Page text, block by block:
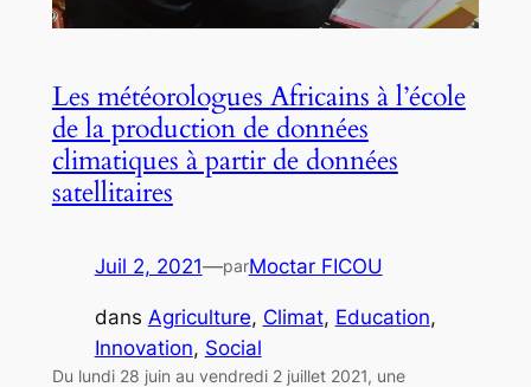
Les météorologues Africains à l’école
de la production de données
climatiques à partir de données
satellitaires
Juil 2, 2021—parMoctar FICOU
dans Agriculture, Climat, Education
Innovation, Social
Du lundi 28 juin au vendredi 2 juillet 2021, une